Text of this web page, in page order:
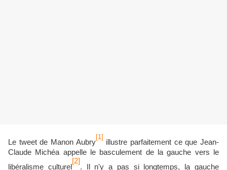
Le tweet de Manon Aubry
[1]
illustre parfaitement ce que Jean-
Claude Michéa appelle le basculement de la gauche vers le
libéralisme culturel
[2]
. Il n'y a pas si longtemps, la gauche